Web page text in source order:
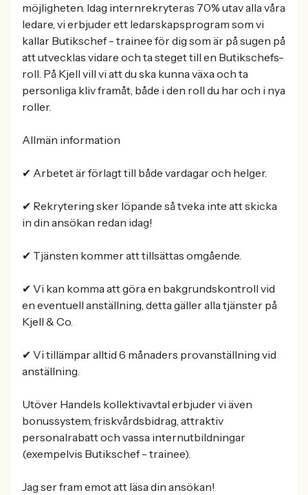
möjligheten. Idag internrekryteras 70% utav alla våra
ledare, vi erbjuder ett ledarskapsprogram som vi
kallar Butikschef - trainee för dig som är på sugen på
att utvecklas vidare och ta steget till en Butikschefs-
roll. På Kjell vill vi att du ska kunna växa och ta
personliga kliv framåt, både i den roll du har och i nya
roller.
Allmän information
✔ Arbetet är förlagt till både vardagar och helger.
✔ Rekrytering sker löpande så tveka inte att skicka
in din ansökan redan idag!
✔ Tjänsten kommer att tillsättas omgående.
✔ Vi kan komma att göra en bakgrundskontroll vid
en eventuell anställning, detta gäller alla tjänster på
Kjell & Co.
✔ Vi tillämpar alltid 6 månaders provanställning vid
anställning.
Utöver Handels kollektivavtal erbjuder vi även
bonussystem, friskvårdsbidrag, attraktiv
personalrabatt och vassa internutbildningar
(exempelvis Butikschef - trainee).
Jag ser fram emot att läsa din ansökan!